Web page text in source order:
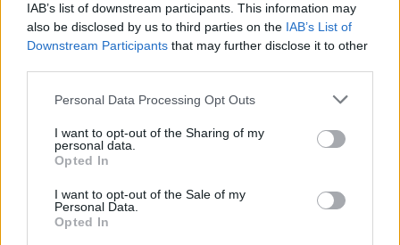
IAB’s list of downstream participants. This information may
also be disclosed by us to third parties on the IAB’s List of
Downstream Participants that may further disclose it to other
Personal Data Processing Opt Outs
I want to opt-out of the Sharing of my
personal data.
Opted In
I want to opt-out of the Sale of my
Personal Data.
Opted In
έκθεση στο Μουσείο Μπενάκη